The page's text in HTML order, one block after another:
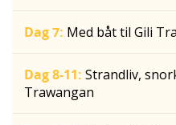
Dag 7: Med båt til Gili
Dag 8-11: Strandliv,
Trawangan